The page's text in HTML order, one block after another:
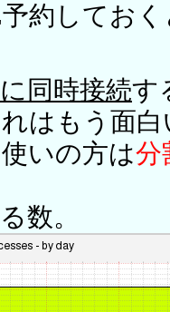
約してお
同時接続す
はもう面
いの方は分
数。